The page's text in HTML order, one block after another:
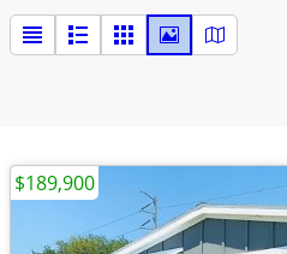
$189,900